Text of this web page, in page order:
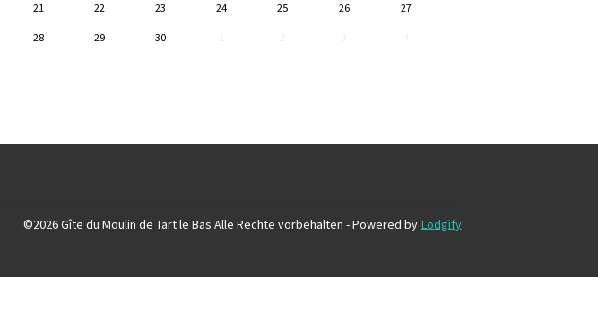
21 22 23 24 25 26 27
28 29 30
©2026Gîte du Moulin de Tart le Bas Alle Rechte vorbehalten - Powered by Lodgify